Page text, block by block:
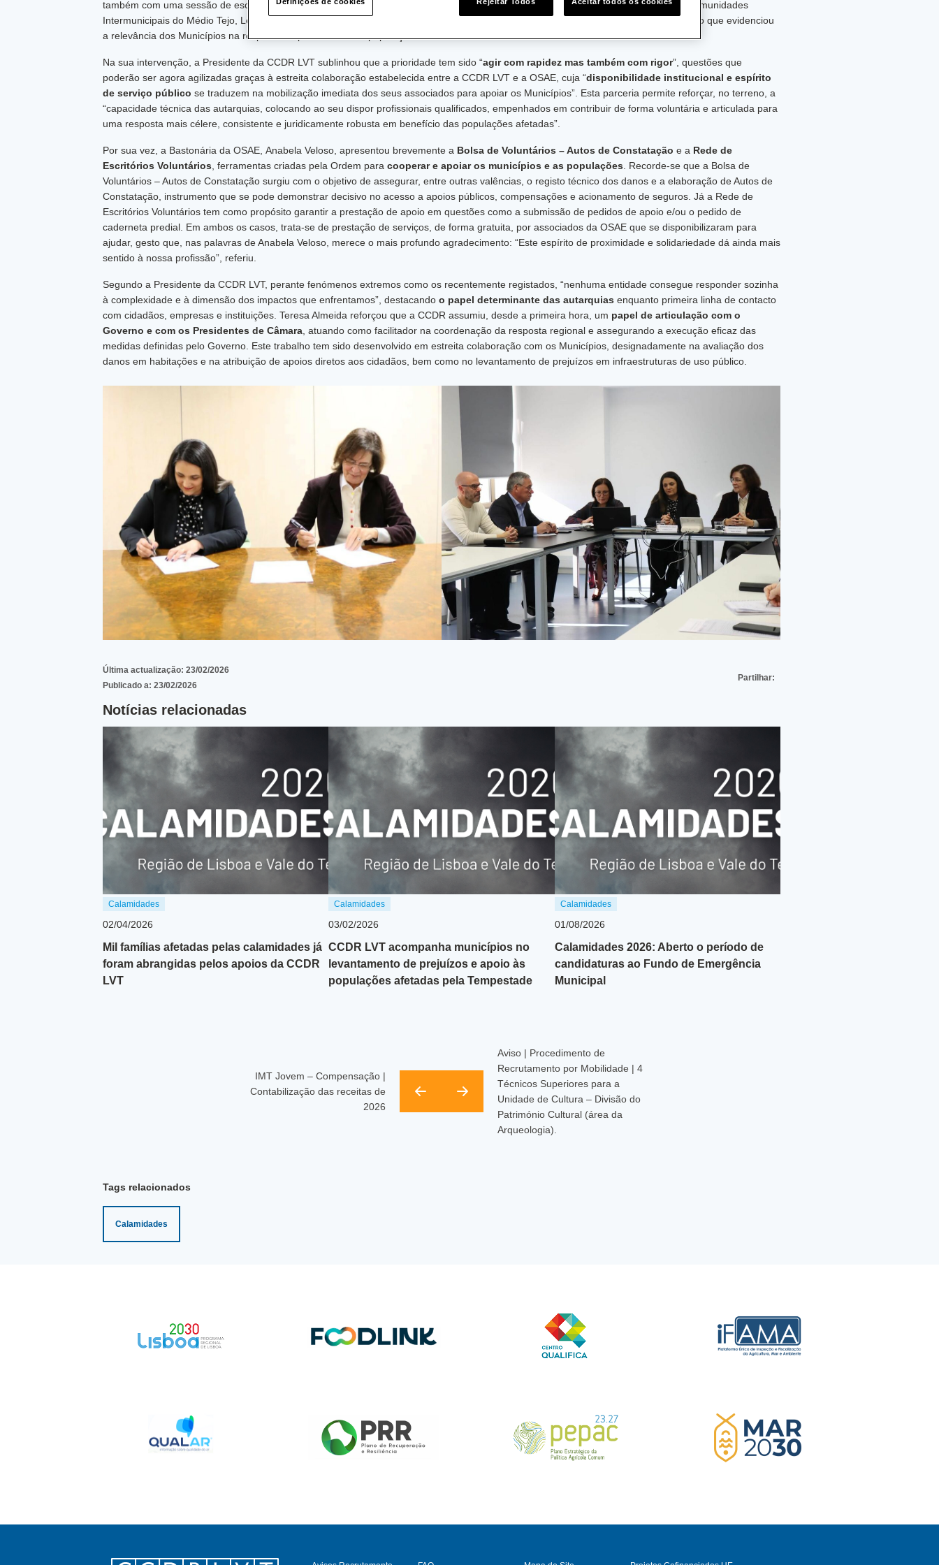
também com uma sessão de esclarecimento online, com 86 participantes, dirigida aos Presidentes de Câmara, representantes das Comunidades
Intermunicipais do Médio Tejo, Lezíria do Tejo e Oeste, da Área Metropolitana de Lisboa, bem como técnicos municipais, num momento que evidenciou
a relevância dos Municípios na resposta de proximidade às populações afetadas.
Na sua intervenção, a Presidente da CCDR LVT sublinhou que a prioridade tem sido “agir com rapidez mas também com rigor”, questões que
poderão ser agora agilizadas graças à estreita colaboração estabelecida entre a CCDR LVT e a OSAE, cuja “disponibilidade institucional e espírito
de serviço público se traduzem na mobilização imediata dos seus associados para apoiar os Municípios”. Esta parceria permite reforçar, no terreno, a
“capacidade técnica das autarquias, colocando ao seu dispor profissionais qualificados, empenhados em contribuir de forma voluntária e articulada para
uma resposta mais célere, consistente e juridicamente robusta em benefício das populações afetadas”.
Por sua vez, a Bastonária da OSAE, Anabela Veloso, apresentou brevemente a Bolsa de Voluntários – Autos de Constatação e a Rede de
Escritórios Voluntários , ferramentas criadas pela Ordem para cooperar e apoiar os municípios e as populações . Recorde-se que a Bolsa de
Voluntários – Autos de Constatação surgiu com o objetivo de assegurar, entre outras valências, o registo técnico dos danos e a elaboração de Autos de
Constatação, instrumento que se pode demonstrar decisivo no acesso a apoios públicos, compensações e acionamento de seguros. Já a Rede de
Escritórios Voluntários tem como propósito garantir a prestação de apoio em questões como a submissão de pedidos de apoio e/ou o pedido de
caderneta predial. Em ambos os casos, trata-se de prestação de serviços, de forma gratuita, por associados da OSAE que se disponibilizaram para
ajudar, gesto que, nas palavras de Anabela Veloso, merece o mais profundo agradecimento: “Este espírito de proximidade e solidariedade dá ainda mais
sentido à nossa profissão”, referiu.
Segundo a Presidente da CCDR LVT, perante fenómenos extremos como os recentemente registados, “nenhuma entidade consegue responder sozinha
à complexidade e à dimensão dos impactos que enfrentamos”, destacando o papel determinante das autarquias enquanto primeira linha de contacto
com cidadãos, empresas e instituições. Teresa Almeida reforçou que a CCDR assumiu, desde a primeira hora, um papel de articulação com o
Governo e com os Presidentes de Câmara , atuando como facilitador na coordenação da resposta regional e assegurando a execução eficaz das
medidas definidas pelo Governo. Este trabalho tem sido desenvolvido em estreita colaboração com os Municípios, designadamente na avaliação dos
danos em habitações e na atribuição de apoios diretos aos cidadãos, bem como no levantamento de prejuízos em infraestruturas de uso público.
Última actualização: 23/02/2026
Publicado a: 23/02/2026
Partilhar:
Notícias relacionadas
Calamidades
02/04/2026
Mil famílias afetadas pelas calamidades já
foram abrangidas pelos apoios da CCDR
LVT
Calamidades
03/02/2026
CCDR LVT acompanha municípios no
levantamento de prejuízos e apoio às
populações afetadas pela Tempestade
Calamidades
01/08/2026
Calamidades 2026: Aberto o período de
candidaturas ao Fundo de Emergência
Municipal
IMT Jovem – Compensação |
Contabilização das receitas de
2026
Aviso | Procedimento de
Recrutamento por Mobilidade | 4
Técnicos Superiores para a
Unidade de Cultura – Divisão do
Património Cultural (área da
Arqueologia).
Tags relacionados
Calamidades